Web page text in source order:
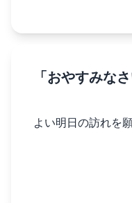
「おやすみな
よい明日の訪れを願